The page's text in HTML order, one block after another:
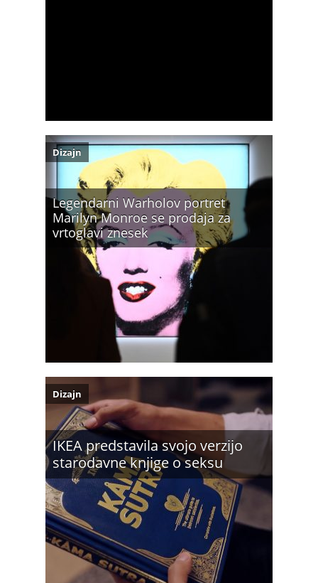
Legendarni Warholov portret
Marilyn Monroe se prodaja za
vrtoglavi znesek
Dizajn
IKEA predstavila svojo verzijo
starodavne knjige o seksu
Dizajn